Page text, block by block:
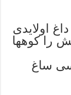
اولایدی
را کوهها
سی ساغ